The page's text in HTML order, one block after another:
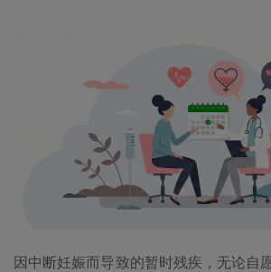
因中断妊娠而导致的暂时残疾，无论自